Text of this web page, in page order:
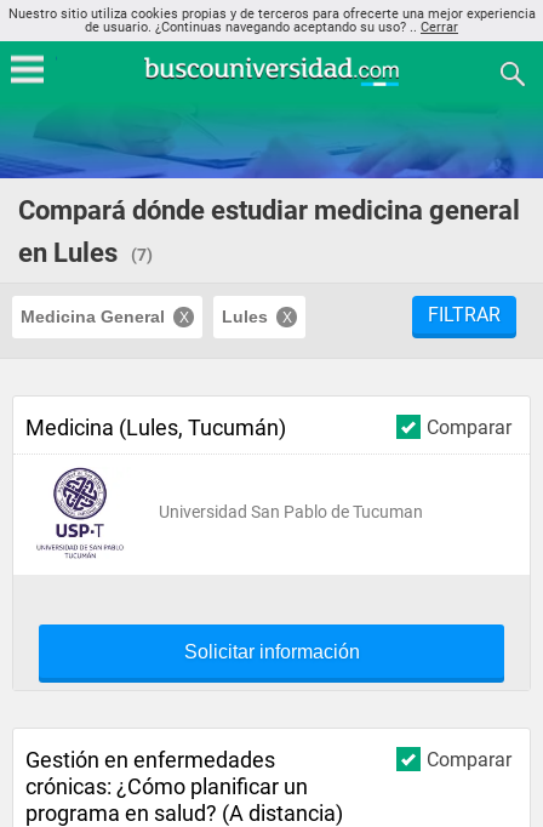
Nuestro sitio utiliza cookies propias y de terceros para ofrecerte una mejor experiencia
de usuario. ¿Continuas navegando aceptando su uso? .. Cerrar
Compará dónde estudiar medicina general
en Lules
(7)
Medicina General Lules FILTRAR
Comparar
Medicina (Lules, Tucumán)
Universidad San Pablo de Tucuman
Solicitar información
Comparar
Gestión en enfermedades
crónicas: ¿Cómo planificar un
programa en salud? (A distancia)